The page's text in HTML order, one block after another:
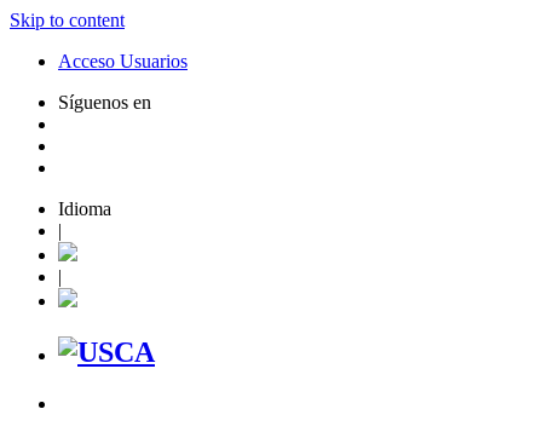
Skip to content
Acceso Usuarios
Síguenos en
Idioma
|
|